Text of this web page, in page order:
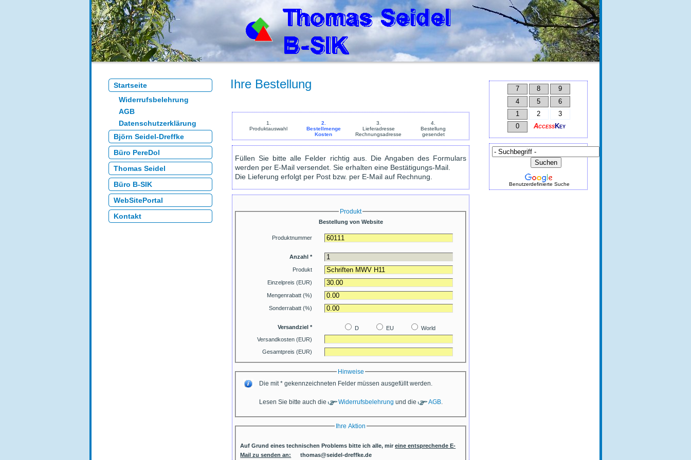
Startseite
Widerrufsbelehrung
AGB
Datenschutzerklärung
Björn Seidel-Dreffke
Büro PereDol
Thomas Seidel
Büro B-SIK
WebSitePortal
Kontakt
Ihre Bestellung
1.
Produktauswahl
2.
Bestellmenge
Kosten
3.
Lieferadresse
Rechnungsadresse
4.
Bestellung
gesendet
Füllen Sie bitte alle Felder richtig aus. Die Angaben des Formulars
werden per E-Mail versendet. Sie erhalten eine Bestätigungs-Mail.
Die Lieferung erfolgt per Post bzw. per E-Mail auf Rechnung.
Produkt
Bestellung von Website
Produktnummer
Anzahl *
Produkt
Einzelpreis (EUR)
Mengenrabatt (%)
Sonderrabatt (%)
Versandziel * D EU
World
Versandkosten (EUR)
Gesamtpreis (EUR)
Hinweise
Die mit * gekennzeichneten Felder müssen ausgefüllt werden.
Lesen Sie bitte auch die Widerrufsbelehrung und die AGB
Ihre Aktion
Auf Grund eines technischen Problems bitte ich alle, mireine entsprechende E-
Mail zu senden an:
thomas@seidel-dreffke.de
7 8
9
4
5
6
1
2
3
0
AccessKey
Benutzerdefinierte Suche